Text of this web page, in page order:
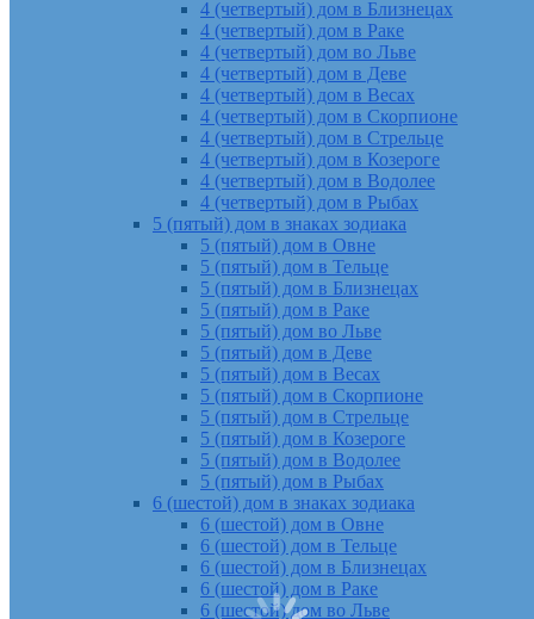
4 (четвертый) дом в Близнецах
4 (четвертый) дом в Раке
4 (четвертый) дом во Льве
4 (четвертый) дом в Деве
4 (четвертый) дом в Весах
4 (четвертый) дом в Скорпионе
4 (четвертый) дом в Стрельце
4 (четвертый) дом в Козероге
4 (четвертый) дом в Водолее
4 (четвертый) дом в Рыбах
5 (пятый) дом в знаках зодиака
5 (пятый) дом в Овне
5 (пятый) дом в Тельце
5 (пятый) дом в Близнецах
5 (пятый) дом в Раке
5 (пятый) дом во Льве
5 (пятый) дом в Деве
5 (пятый) дом в Весах
5 (пятый) дом в Скорпионе
5 (пятый) дом в Стрельце
5 (пятый) дом в Козероге
5 (пятый) дом в Водолее
5 (пятый) дом в Рыбах
6 (шестой) дом в знаках зодиака
6 (шестой) дом в Овне
6 (шестой) дом в Тельце
6 (шестой) дом в Близнецах
6 (шестой) дом в Раке
6 (шестой) дом во Льве